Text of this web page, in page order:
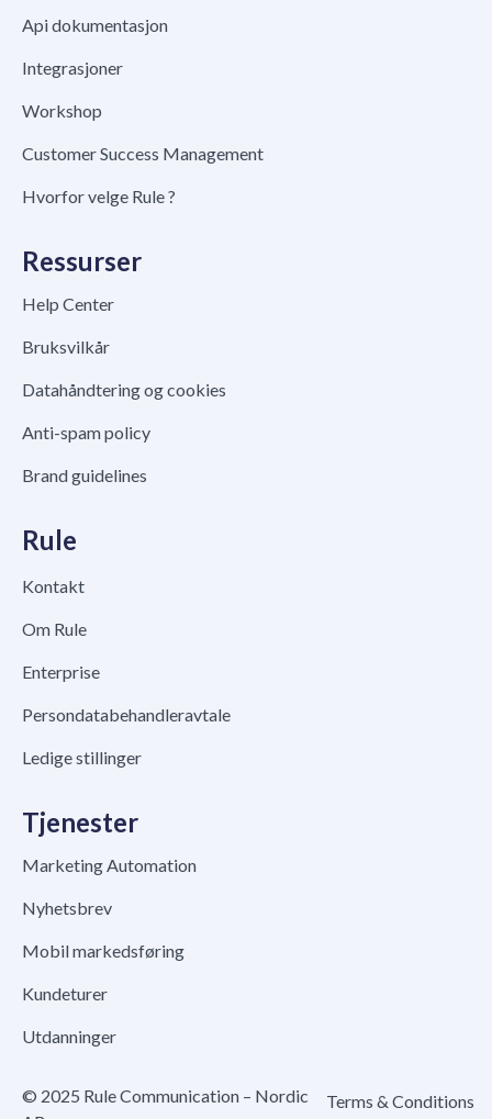
Api dokumentasjon
Integrasjoner
Workshop
Customer Success Management
Hvorfor velge Rule ?
Ressurser
Help Center
Bruksvilkår
Datahåndtering og cookies
Anti-spam policy
Brand guidelines
Rule
Kontakt
Om Rule
Enterprise
Persondatabehandleravtale
Ledige stillinger
Tjenester
Marketing Automation
Nyhetsbrev
Mobil markedsføring
Kundeturer
Utdanninger
© 2025 Rule Communication – Nordic
Terms & Conditions